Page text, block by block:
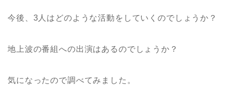
今後、3人はどのような活動をしていくのでしょうか？
地上波の番組への出演はあるのでしょうか？
気になったので調べてみました。